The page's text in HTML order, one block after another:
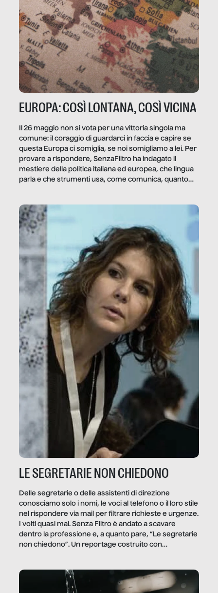
EUROPA: COSÌ LONTANA, COSÌ VICINA
Il 26 maggio non si vota per una vittoria singola ma
comune: il coraggio di guardarci in faccia e capire se
questa Europa ci somiglia, se noi somigliamo a lei. Per
provare a rispondere, SenzaFiltro ha indagato il
mestiere della politica italiana ed europea, che lingua
parla e che strumenti usa, come comunica, quanto
LE SEGRETARIE NON CHIEDONO
Delle segretarie o delle assistenti di direzione
conosciamo solo i nomi, le voci al telefono o il loro stile
nel rispondere via mail per filtrare richieste e urgenze.
I volti quasi mai. Senza Filtro è andato a scavare
dentro la professione e, a quanto pare, “Le segretarie
non chiedono”. Un reportage costruito con